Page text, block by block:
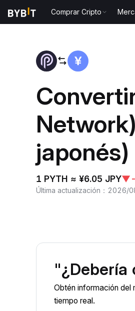
Comprar Cripto
japonés)
1 PYTH ≈ ¥6.05 JPY▼
Última actualización ： 2026/
"¿Debería
Obtén información del
tiempo real.